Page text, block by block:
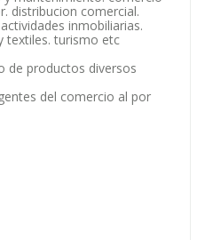
distribucion comercial.
inmobiliarias.
textiles. turismo etc
de productos diversos
del comercio al por